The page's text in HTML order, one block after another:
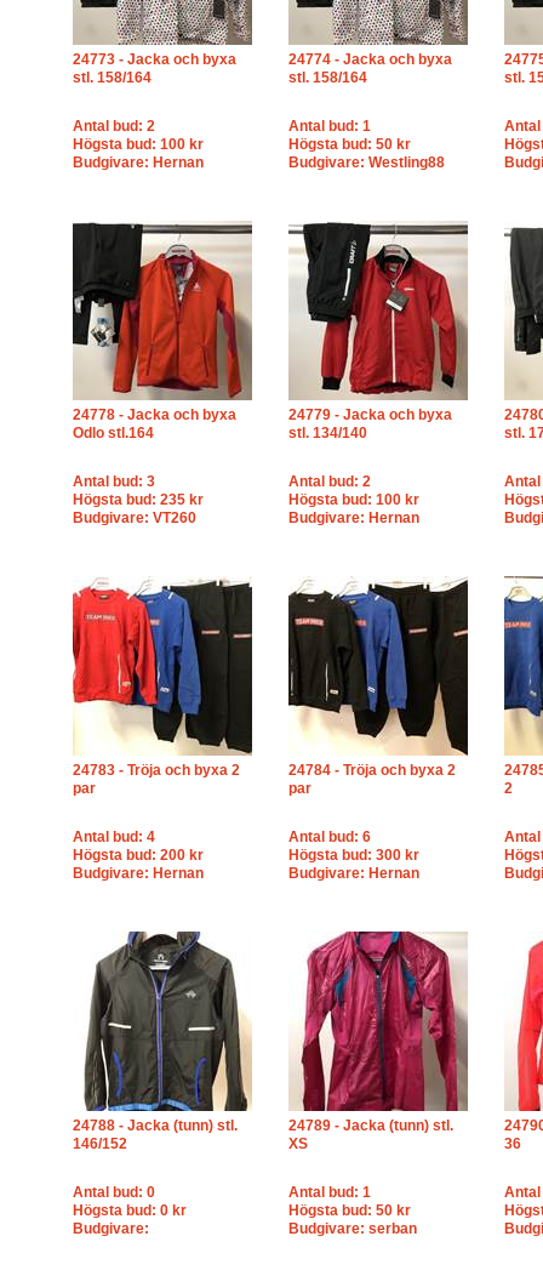
24773 - Jacka och byxa
stl. 158/164
Antal bud: 2
Högsta bud: 100 kr
Budgivare: Hernan
24774 - Jacka och byxa
stl. 158/164
Antal bud: 1
Högsta bud: 50 kr
Budgivare: Westling88
stl.
Antal
24778 - Jacka och byxa
Odlo stl.164
Antal bud: 3
Högsta bud: 235 kr
Budgivare: VT260
24779 - Jacka och byxa
stl. 134/140
Antal bud: 2
Högsta bud: 100 kr
Budgivare: Hernan
stl.
Antal
24783 - Tröja och byxa 2
par
Antal bud: 4
Högsta bud: 200 kr
Budgivare: Hernan
24784 - Tröja och byxa 2
par
Antal bud: 6
Högsta bud: 300 kr
Budgivare: Hernan
2
Antal
24788 - Jacka (tunn) stl.
146/152
Antal bud: 0
Högsta bud: 0 kr
Budgivare:
24789 - Jacka (tunn) stl.
XS
Antal bud: 1
Högsta bud: 50 kr
Budgivare: serban
36
Antal